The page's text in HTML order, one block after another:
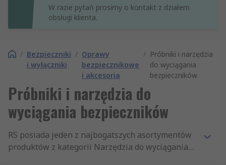
W razie pytań prosimy o kontakt z działem
obsługi klienta.
/ Bezpieczniki
i wyłączniki
/ Oprawy
bezpiecznikowe
i akcesoria
/ Próbniki i narzędzia
do wyciągania
bezpieczników
Próbniki i narzędzia do
wyciągania bezpieczników
RS posiada jeden z najbogatszych asortymentów
produktów z kategorii Narzędzia do wyciągania